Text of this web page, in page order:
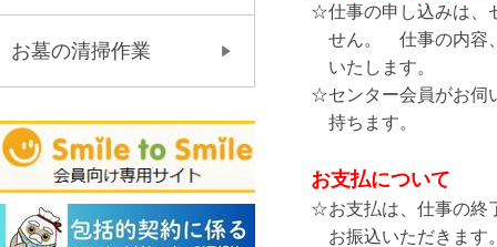
☆仕事の申し込みは、
せん。 仕事の内容
いたします。
☆センター会員がお伺
持ちます。
お支払について
☆お支払は、仕事の終
お振込いただきます
お墓の清掃作業